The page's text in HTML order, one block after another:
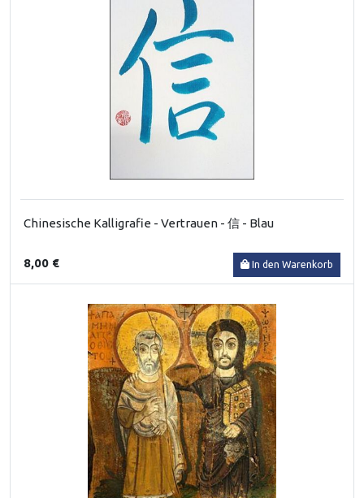
Chinesische Kalligrafie - Vertrauen - 信 - Blau
8,00 € In den Warenkorb